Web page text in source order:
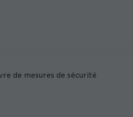
de mesures de sécurité